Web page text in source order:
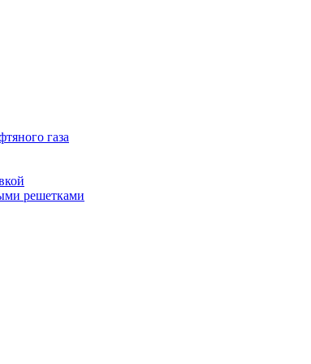
газа
решетками